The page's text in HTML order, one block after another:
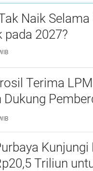
Naik
pada 2027?
Terima
Dukung
Kunjungi
Triliun